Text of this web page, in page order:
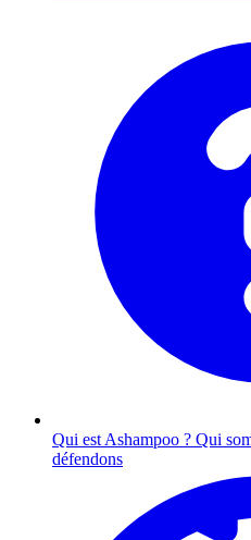
Qui est Ashampoo ? Qui
défendons